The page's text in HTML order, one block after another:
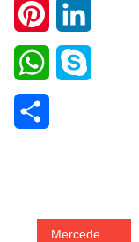
Pinterest
WhatsApp
Mercedesul comisarului Moldovan, vândut la licitație